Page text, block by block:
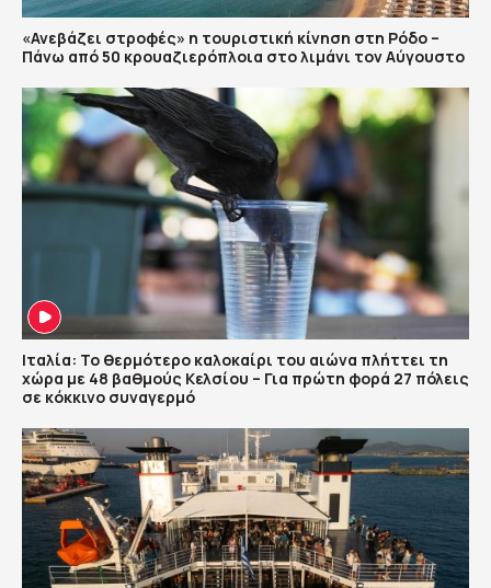
«Ανεβάζει στροφές» η τουριστική κίνηση στη Ρόδο –
Πάνω από 50 κρουαζιερόπλοια στο λιμάνι τον Αύγουστο
Ιταλία: Το θερμότερο καλοκαίρι του αιώνα πλήττει τη
χώρα με 48 βαθμούς Κελσίου – Για πρώτη φορά 27 πόλεις
σε κόκκινο συναγερμό